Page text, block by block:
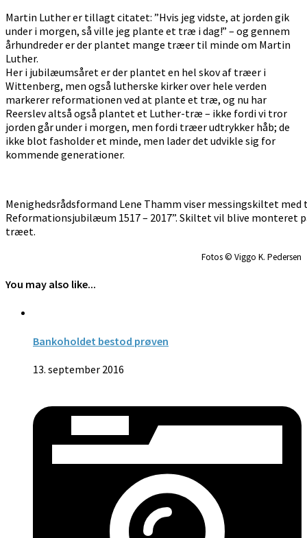
Martin Luther er tillagt citatet: ”Hvis jeg vidste, at jorden gik
under i morgen, så ville jeg plante et træ i dag!” – og gennem
århundreder er der plantet mange træer til minde om Martin
Luther.
Her i jubilæumsåret er der plantet en hel skov af træer i
Wittenberg, men også lutherske kirker over hele verden
markerer reformationen ved at plante et træ, og nu har
Reerslev altså også plantet et Luther-træ – ikke fordi vi tror
jorden går under i morgen, men fordi træer udtrykker håb; de
ikke blot fasholder et minde, men lader det udvikle sig for
kommende generationer.
Menighedsrådsformand Lene Thamm viser messingskiltet med
Reformationsjubilæum 1517 – 2017”. Skiltet vil blive monteret
træet.
Fotos © Viggo K. Pedersen
You may also like...
Bankoholdet bestod prøven
13. september 2016